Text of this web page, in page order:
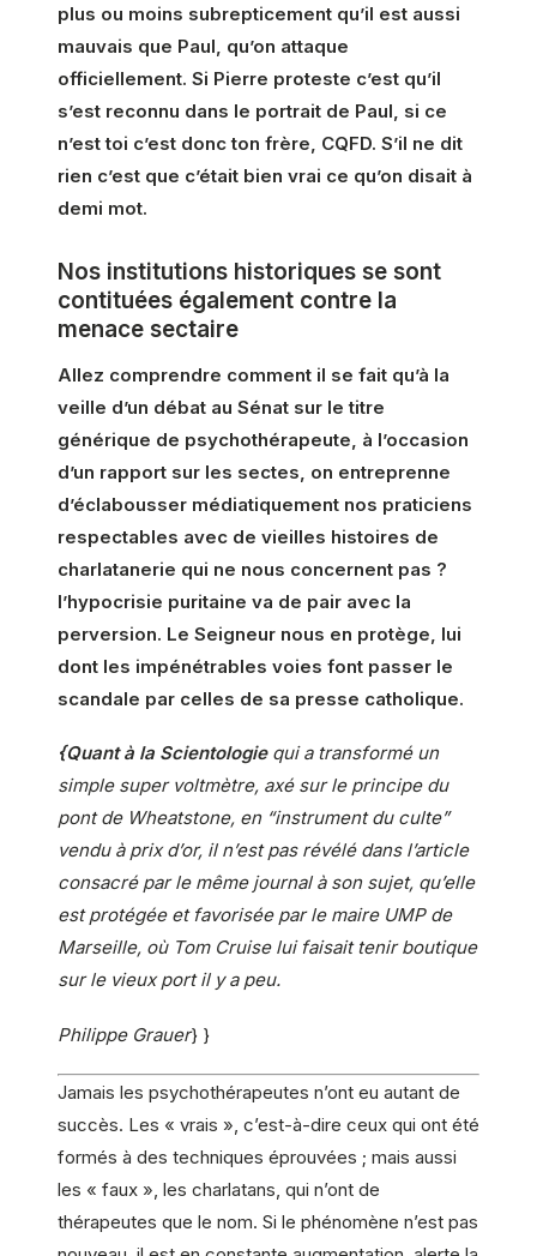
plus ou moins subrepticement qu’il est aussi
mauvais que Paul, qu’on attaque
officiellement. Si Pierre proteste c’est qu’il
s’est reconnu dans le portrait de Paul, si ce
n’est toi c’est donc ton frère, CQFD. S’il ne dit
rien c’est que c’était bien vrai ce qu’on disait à
demi mot.
Nos institutions historiques se sont
contituées également contre la
menace sectaire
Allez comprendre comment il se fait qu’à la
veille d’un débat au Sénat sur le titre
générique de psychothérapeute, à l’occasion
d’un rapport sur les sectes, on entreprenne
d’éclabousser médiatiquement nos praticiens
respectables avec de vieilles histoires de
charlatanerie qui ne nous concernent pas ?
l’hypocrisie puritaine va de pair avec la
perversion. Le Seigneur nous en protège, lui
dont les impénétrables voies font passer le
scandale par celles de sa presse catholique.
{Quant à la Scientologiequi a transformé un
simple super voltmètre, axé sur le principe du
pont de Wheatstone, en “instrument du culte”
vendu à prix d’or, il n’est pas révélé dans l’article
consacré par le même journal à son sujet, qu’elle
est protégée et favorisée par le maire UMP de
Marseille, où Tom Cruise lui faisait tenir boutique
sur le vieux port il y a peu.
Philippe Grauer} }
Jamais les psychothérapeutes n’ont eu autant de
succès. Les « vrais », c’est-à-dire ceux qui ont été
formés à des techniques éprouvées ; mais aussi
les « faux », les charlatans, qui n’ont de
thérapeutes que le nom. Si le phénomène n’est pas